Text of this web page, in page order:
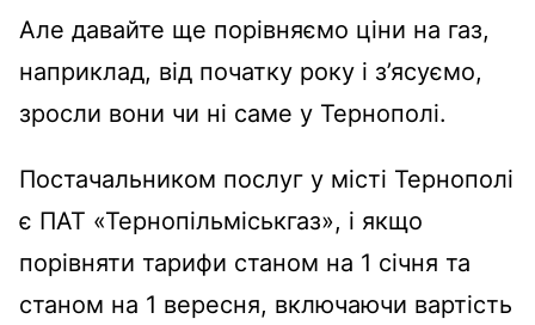
Але давайте ще порівняємо ціни на газ,
наприклад, від початку року і з’ясуємо,
зросли вони чи ні саме у Тернополі.
Постачальником послуг у місті Тернополі
є ПАТ «Тернопільміськгаз», і якщо
порівняти тарифи станом на 1 січня та
станом на 1 вересня, включаючи вартість